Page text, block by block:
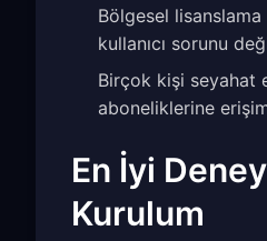
Bölgesel lisanslama
kullanıcı sorunu
Birçok kişi seyahat
aboneliklerine
En İyi
Kurulum